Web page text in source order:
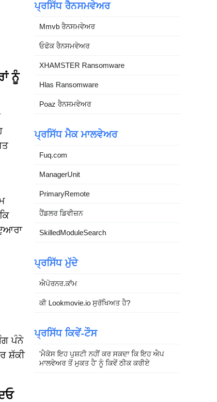
ਨੂੰ
ਪੰਨੇ
ਸ਼ੱਕੀ
ਪ੍ਰਸਿੱਧ ਰੈਨਸਮਵੇਅਰ
Mmvb ਰੈਨਸਮਵੇਅਰ
ਓਫੋਕ ਰੈਨਸਮਵੇਅਰ
XHAMSTER Ransomware
Hlas Ransomware
Poaz ਰੈਨਸਮਵੇਅਰ
ਪ੍ਰਸਿੱਧ ਮੈਕ ਮਾਲਵੇਅਰ
Fuq.com
ManagerUnit
PrimaryRemote
ਹੈਂਡਲਰ ਡਿਵੀਜ਼ਨ
SkilledModuleSearch
ਪ੍ਰਸਿੱਧ ਮੁੱਦੇ
ਐਪੋਰਨਰ.ਕਾੱਮ
ਕੀ Lookmovie.io ਸੁਰੱਖਿਅਤ ਹੈ?
ਪ੍ਰਸਿੱਧ ਕਿਵੇਂ-ਟੌਸ
'ਮੈਕੋਸ ਇਹ ਪੁਸ਼ਟੀ ਨਹੀਂ ਕਰ ਸਕਦਾ ਕਿ ਇਹ ਐਪ
ਮਾਲਵੇਅਰ ਤੋਂ ਮੁਕਤ ਹੈ' ਨੂੰ ਕਿਵੇਂ ਠੀਕ ਕਰੀਏ